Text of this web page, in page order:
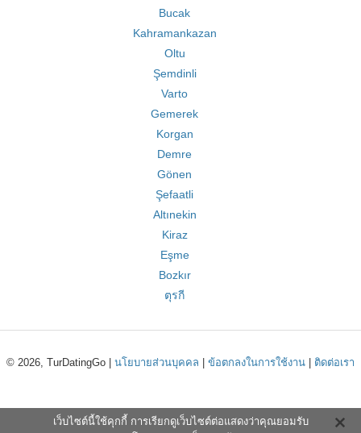
Bucak
Kahramankazan
Oltu
Şemdinli
Varto
Gemerek
Korgan
Demre
Gönen
Şefaatli
Altınekin
Kiraz
Eşme
Bozkır
ตุรกี
© 2026, TurDatingGo | นโยบายส่วนบุคคล ข้อตกลงในการใช้งาน ติดต่อเรา
เว็บไซต์นี้ใช้คุกกี้ การเรียกดูเว็บไซต์ต่อแสดงว่าคุณยอมรับ